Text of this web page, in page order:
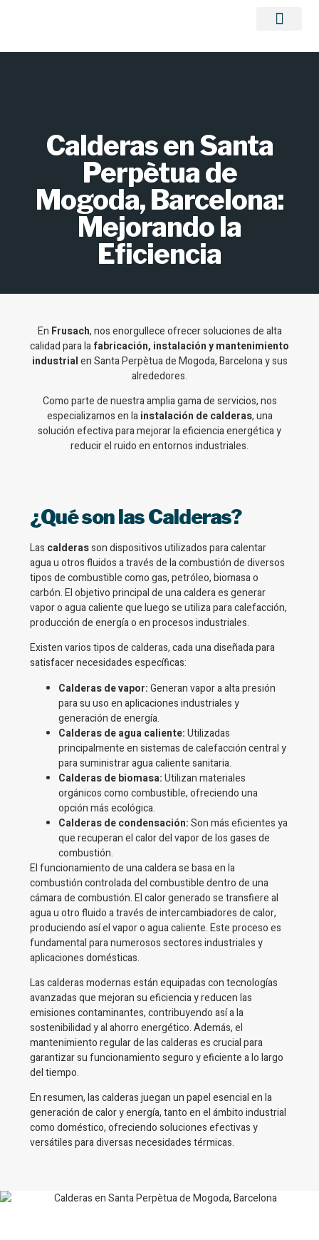
Calderas en Santa
Perpètua de
Mogoda, Barcelona:
Mejorando la
Eficiencia
En Frusach, nos enorgullece ofrecer soluciones de alta
calidad para lafabricación, instalación y mantenimiento
industrialen Santa Perpètua de Mogoda, Barcelona y sus
alrededores.
Como parte de nuestra amplia gama de servicios, nos
especializamos en lainstalación de calderas, una
solución efectiva para mejorar la eficiencia energética y
reducir el ruido en entornos industriales.
¿Qué son las Calderas?
Las calderasson dispositivos utilizados para calentar
agua u otros fluidos a través de la combustión de diversos
tipos de combustible como gas, petróleo, biomasa o
carbón. El objetivo principal de una caldera es generar
vapor o agua caliente que luego se utiliza para calefacción,
producción de energía o en procesos industriales.
Existen varios tipos de calderas, cada una diseñada para
satisfacer necesidades específicas:
Calderas de vapor:Generan vapor a alta presión
para su uso en aplicaciones industriales y
generación de energía.
Calderas de agua caliente:Utilizadas
principalmente en sistemas de calefacción central y
para suministrar agua caliente sanitaria.
Calderas de biomasa:Utilizan materiales
orgánicos como combustible, ofreciendo una
opción más ecológica.
Calderas de condensación:Son más eficientes ya
que recuperan el calor del vapor de los gases de
combustión.
El funcionamiento de una caldera se basa en la
combustión controlada del combustible dentro de una
cámara de combustión. El calor generado se transfiere al
agua u otro fluido a través de intercambiadores de calor,
produciendo así el vapor o agua caliente. Este proceso es
fundamental para numerosos sectores industriales y
aplicaciones domésticas.
Las calderas modernas están equipadas con tecnologías
avanzadas que mejoran su eficiencia y reducen las
emisiones contaminantes, contribuyendo así a la
sostenibilidad y al ahorro energético. Además, el
mantenimiento regular de las calderas es crucial para
garantizar su funcionamiento seguro y eficiente a lo largo
del tiempo.
En resumen, las calderas juegan un papel esencial en la
generación de calor y energía, tanto en el ámbito industrial
como doméstico, ofreciendo soluciones efectivas y
versátiles para diversas necesidades térmicas.